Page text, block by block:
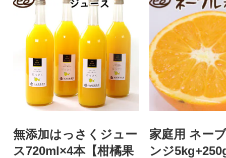
無添加はっさくジュー
ス720ml×4本【柑橘果
家庭用 ネー
ンジ